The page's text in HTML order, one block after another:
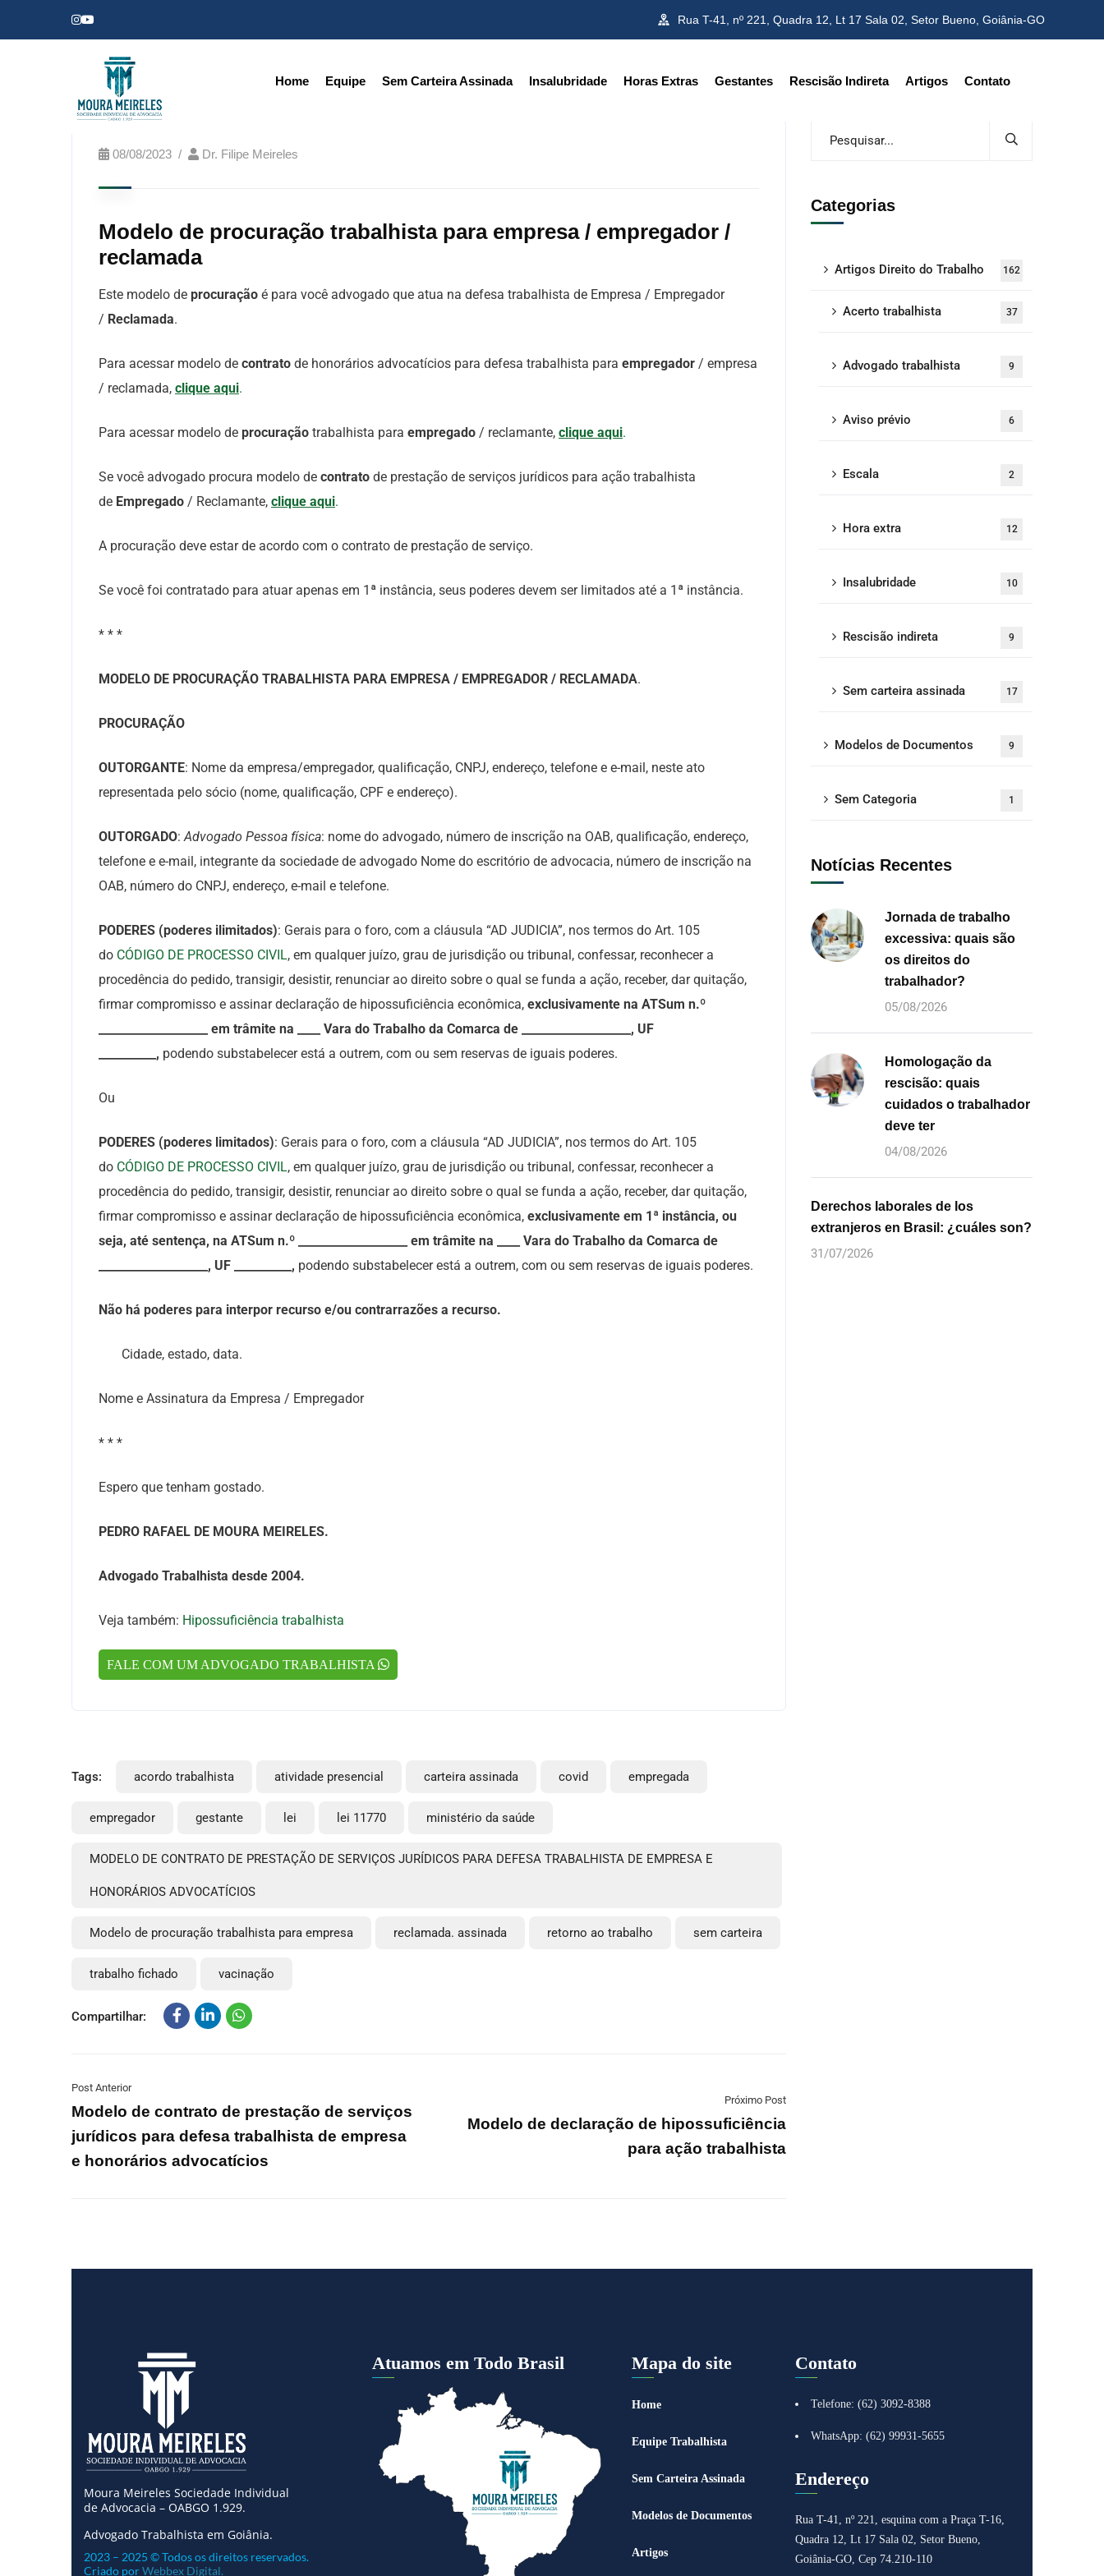
Rua T-41, nº 221, Quadra 12, Lt 17 Sala 02, Setor Bueno, Goiânia-GO
Home Equipe Sem Carteira Assinada Insalubridade Horas Extras Gestantes Rescisão Indireta Artigos Contato
08/08/2023 Dr. Filipe Meireles
Modelo de procuração trabalhista para empresa / empregador /
reclamada
Este modelo de procuração é para você advogado que atua na defesa trabalhista de Empresa / Empregador
/ Reclamada.
Para acessar modelo de contrato de honorários advocatícios para defesa trabalhista para empregador / empresa
/ reclamada, clique aqui.
Para acessar modelo de procuração trabalhista para empregado / reclamante, clique aqui.
Se você advogado procura modelo de contrato de prestação de serviços jurídicos para ação trabalhista
de Empregado / Reclamante, clique aqui.
A procuração deve estar de acordo com o contrato de prestação de serviço.
Se você foi contratado para atuar apenas em 1ª instância, seus poderes devem ser limitados até a 1ª instância.
* * *
MODELO DE PROCURAÇÃO TRABALHISTA PARA EMPRESA / EMPREGADOR / RECLAMADA.
PROCURAÇÃO
OUTORGANTE: Nome da empresa/empregador, qualificação, CNPJ, endereço, telefone e e-mail, neste ato
representada pelo sócio (nome, qualificação, CPF e endereço).
OUTORGADO:Advogado Pessoa física: nome do advogado, número de inscrição na OAB, qualificação, endereço,
telefone e e-mail, integrante da sociedade de advogado Nome do escritório de advocacia, número de inscrição na
OAB, número do CNPJ, endereço, e-mail e telefone.
PODERES (poderes ilimitados): Gerais para o foro, com a cláusula “AD JUDICIA”, nos termos do Art. 105
do CÓDIGO DE PROCESSO CIVIL, em qualquer juízo, grau de jurisdição ou tribunal, confessar, reconhecer a
procedência do pedido, transigir, desistir, renunciar ao direito sobre o qual se funda a ação, receber, dar quitação,
firmar compromisso e assinar declaração de hipossuficiência econômica, exclusivamente na ATSum n.º
___________________ em trâmite na ____ Vara do Trabalho da Comarca de ___________________, UF
__________, podendo substabelecer está a outrem, com ou sem reservas de iguais poderes.
Ou
PODERES (poderes limitados): Gerais para o foro, com a cláusula “AD JUDICIA”, nos termos do Art. 105
do CÓDIGO DE PROCESSO CIVIL, em qualquer juízo, grau de jurisdição ou tribunal, confessar, reconhecer a
procedência do pedido, transigir, desistir, renunciar ao direito sobre o qual se funda a ação, receber, dar quitação,
firmar compromisso e assinar declaração de hipossuficiência econômica, exclusivamente em 1ª instância, ou
seja, até sentença, na ATSum n.º ___________________ em trâmite na ____ Vara do Trabalho da Comarca de
___________________, UF __________, podendo substabelecer está a outrem, com ou sem reservas de iguais poderes.
Não há poderes para interpor recurso e/ou contrarrazões a recurso.
Cidade, estado, data.
Nome e Assinatura da Empresa / Empregador
* * *
Espero que tenham gostado.
PEDRO RAFAEL DE MOURA MEIRELES.
Advogado Trabalhista desde 2004.
Veja também: Hipossuficiência trabalhista
FALE COM UM ADVOGADO TRABALHISTA
Tags: acordo trabalhista atividade presencial carteira assinada covid empregada
empregador gestante lei lei 11770 ministério da saúde
MODELO DE CONTRATO DE PRESTAÇÃO DE SERVIÇOS JURÍDICOS PARA DEFESA TRABALHISTA DE EMPRESA E
HONORÁRIOS ADVOCATÍCIOS
Modelo de procuração trabalhista para empresa reclamada. assinada retorno ao trabalho sem carteira
trabalho fichado vacinação
Compartilhar:
Post Anterior
Modelo de contrato de prestação de serviços
jurídicos para defesa trabalhista de empresa
e honorários advocatícios
Próximo Post
Modelo de declaração de hipossuficiência
para ação trabalhista
Categorias
Artigos Direito do Trabalho 162
Acerto trabalhista 37
Advogado trabalhista 9
Aviso prévio 6
Escala 2
Hora extra 12
Insalubridade 10
Rescisão indireta 9
Sem carteira assinada 17
Modelos de Documentos 9
Sem Categoria 1
Notícias Recentes
Jornada de trabalho
excessiva: quais são
os direitos do
trabalhador?
05/08/2026
Homologação da
rescisão: quais
cuidados o trabalhador
deve ter
04/08/2026
Derechos laborales de los
extranjeros en Brasil: ¿cuáles son?
31/07/2026
Moura Meireles Sociedade Individual
de Advocacia – OABGO 1.929.
Advogado Trabalhista em Goiânia.
2023 – 2025 © Todos os direitos reservados.
Criado porWebbex Digital.
Atuamos em Todo Brasil Mapa do site
Home
Equipe Trabalhista
Sem Carteira Assinada
Modelos de Documentos
Artigos
Contato
Telefone: (62) 3092-8388
WhatsApp: (62) 99931-5655
Endereço
Rua T-41, nº 221, esquina com a Praça T-16,
Quadra 12, Lt 17 Sala 02, Setor Bueno,
Goiânia-GO, Cep 74.210-110